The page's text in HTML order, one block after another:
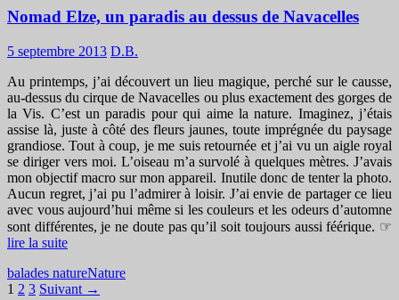
Nomad Elze, un paradis au dessus de Navacelles
5 septembre 2013 D.B.
Au printemps, j’ai découvert un lieu magique, perché sur le causse,
au-dessus du cirque de Navacelles ou plus exactement des gorges de
la Vis. C’est un paradis pour qui aime la nature. Imaginez, j’étais
assise là, juste à côté des fleurs jaunes, toute imprégnée du paysage
grandiose. Tout à coup, je me suis retournée et j’ai vu un aigle royal
se diriger vers moi. L’oiseau m’a survolé à quelques mètres. J’avais
mon objectif macro sur mon appareil. Inutile donc de tenter la photo.
Aucun regret, j’ai pu l’admirer à loisir. J’ai envie de partager ce lieu
avec vous aujourd’hui même si les couleurs et les odeurs d’automne
sont différentes, je ne doute pas qu’il soit toujours aussi féérique. ☞
lire la suite
balades natureNature
Navigation
1 2 3 Suivant →